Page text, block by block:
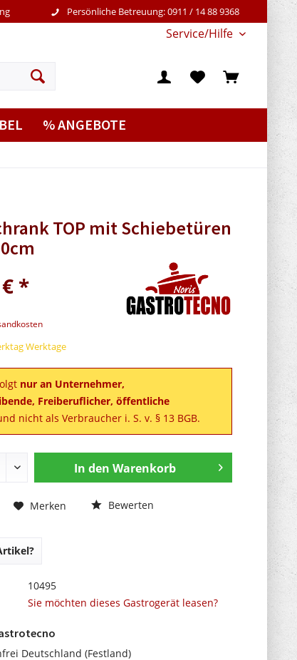
Persönliche Betreuung: 0911 / 14 88 9368
Service/Hilfe
% ANGEBOTE
TOP mit Schiebetüren
*
Werktage
nur an Unternehmer,
Freiberuflicher, öffentliche
nicht als Verbraucher i. S. v. § 13 BGB.
In den Warenkorb
Merken Bewerten
10495
Sie möchten dieses Gastrogerät leasen?
Deutschland (Festland)